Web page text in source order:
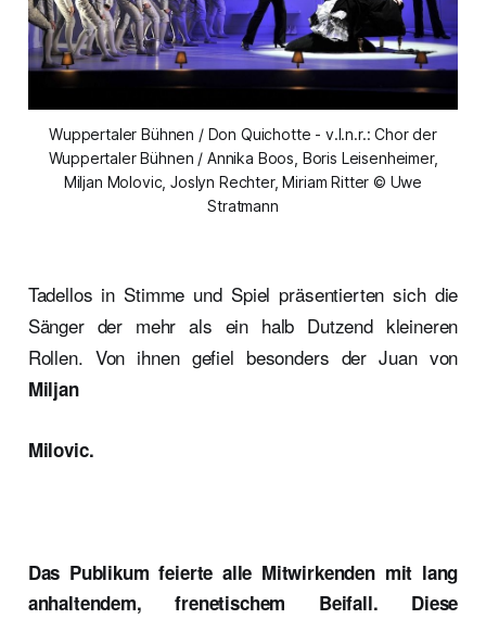
Wuppertaler Bühnen / Don Quichotte - v.l.n.r.: Chor der
Wuppertaler Bühnen / Annika Boos, Boris Leisenheimer,
Miljan Molovic, Joslyn Rechter, Miriam Ritter © Uwe
Stratmann
Tadellos in Stimme und Spiel präsentierten sich die
Sänger der mehr als ein halb Dutzend kleineren
Rollen. Von ihnen gefiel besonders der Juan von
Miljan
Milovic.
Das Publikum feierte alle Mitwirkenden mit lang
anhaltendem, frenetischem Beifall. Diese